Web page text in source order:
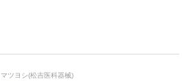
マツヨシ(松吉医科器械)